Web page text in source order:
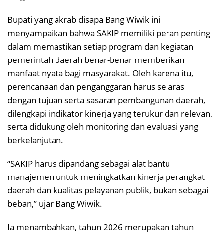
Bupati yang akrab disapa Bang Wiwik ini
menyampaikan bahwa SAKIP memiliki peran penting
dalam memastikan setiap program dan kegiatan
pemerintah daerah benar-benar memberikan
manfaat nyata bagi masyarakat. Oleh karena itu,
perencanaan dan penganggaran harus selaras
dengan tujuan serta sasaran pembangunan daerah,
dilengkapi indikator kinerja yang terukur dan relevan,
serta didukung oleh monitoring dan evaluasi yang
berkelanjutan.
“SAKIP harus dipandang sebagai alat bantu
manajemen untuk meningkatkan kinerja perangkat
daerah dan kualitas pelayanan publik, bukan sebagai
beban,” ujar Bang Wiwik.
Ia menambahkan, tahun 2026 merupakan tahun